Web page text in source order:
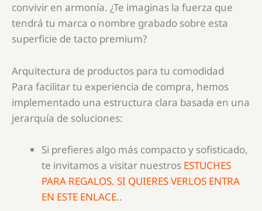
convivir en armonía. ¿Te imaginas la fuerza que
tendrá tu marca o nombre grabado sobre esta
superficie de tacto premium?
Arquitectura de productos para tu comodidad
Para facilitar tu experiencia de compra, hemos
implementado una estructura clara basada en una
jerarquía de soluciones:
Si prefieres algo más compacto y sofisticado,
te invitamos a visitar nuestros ESTUCHES
PARA REGALOS. SI QUIERES VERLOS ENTRA
EN ESTE ENLACE..